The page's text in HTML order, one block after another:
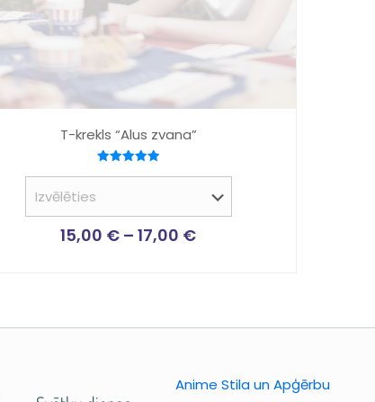
T-krekls “Alus zvana”
15,00 € – 17,00 €
Anime Stila un Apģērbu